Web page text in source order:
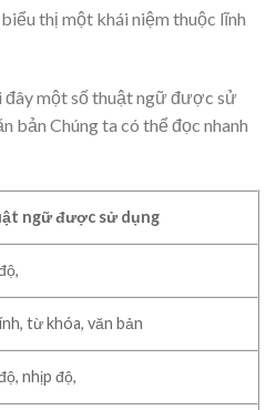
thị một khái niệm thuộc lĩnh
một số thuật ngữ được sử
bản Chúng ta có thể đọc nhanh
ngữ được sử dụng
từ khóa, văn bản
nhịp độ,